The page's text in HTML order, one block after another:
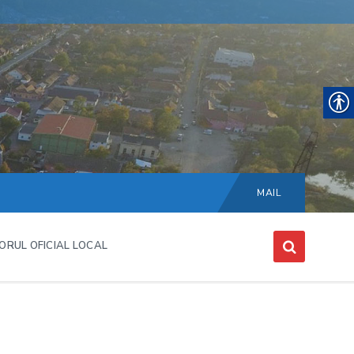
Choose
language:
MAIL
OFICIAL LOCAL